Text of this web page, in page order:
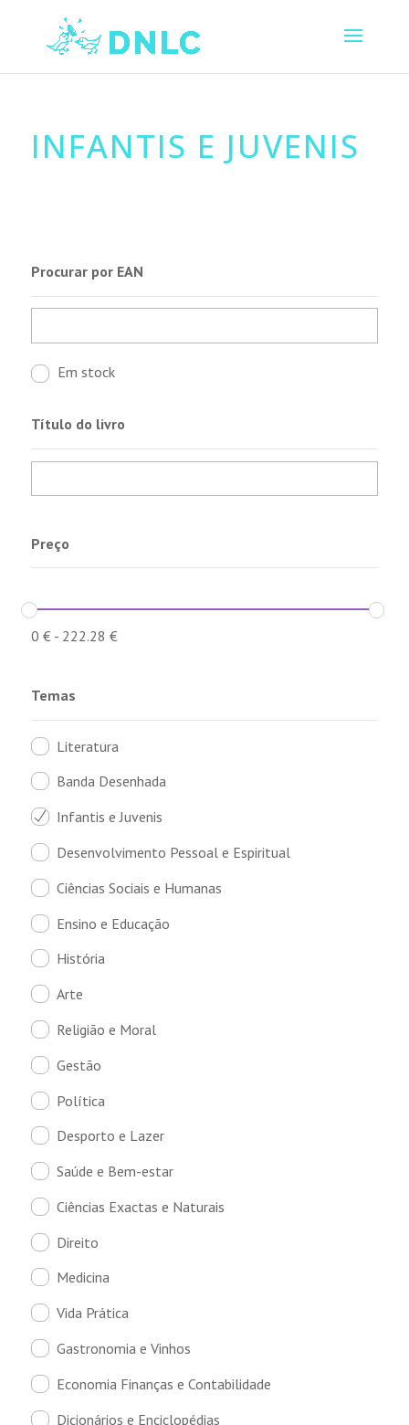
INFANTIS E JUVENIS
Procurar por EAN
Em stock
Título do livro
Preço
0 €- 222.28 €
Temas
Literatura
Banda Desenhada
Infantis e Juvenis
Desenvolvimento Pessoal e Espiritual
Ciências Sociais e Humanas
Ensino e Educação
História
Arte
Religião e Moral
Gestão
Política
Desporto e Lazer
Saúde e Bem-estar
Ciências Exactas e Naturais
Direito
Medicina
Vida Prática
Gastronomia e Vinhos
Economia Finanças e Contabilidade
Dicionários e Enciclopédias